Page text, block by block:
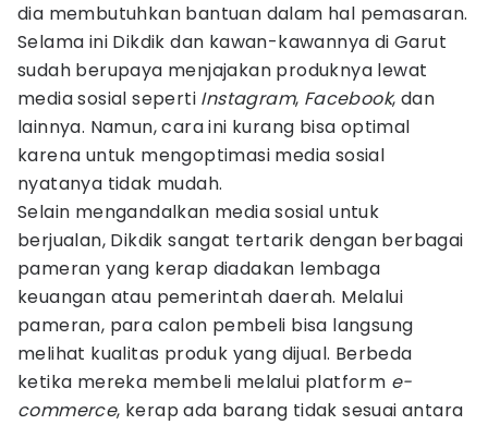
dia membutuhkan bantuan dalam hal pemasaran.
Selama ini Dikdik dan kawan-kawannya di Garut
sudah berupaya menjajakan produknya lewat
media sosial seperti Instagram, Facebook, dan
lainnya. Namun, cara ini kurang bisa optimal
karena untuk mengoptimasi media sosial
nyatanya tidak mudah.
Selain mengandalkan media sosial untuk
berjualan, Dikdik sangat tertarik dengan berbagai
pameran yang kerap diadakan lembaga
keuangan atau pemerintah daerah. Melalui
pameran, para calon pembeli bisa langsung
melihat kualitas produk yang dijual. Berbeda
ketika mereka membeli melalui platform e-
commerce, kerap ada barang tidak sesuai antara